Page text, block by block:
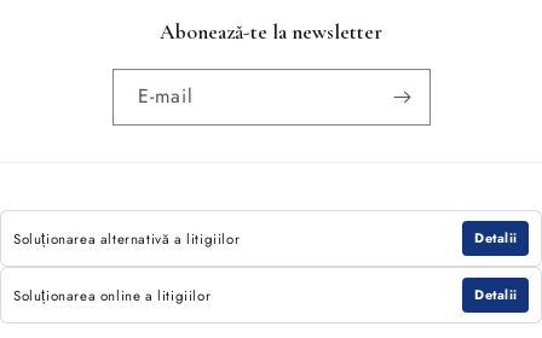
Abonează-te la newsletter
E-mail
plată
Soluționarea alternativă a litigiilor Detalii
Soluționarea online a litigiilor Detalii